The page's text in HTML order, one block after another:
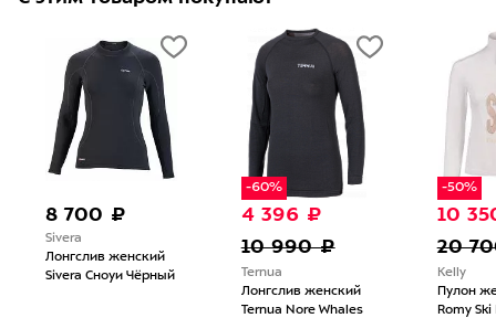
8 700 ₽
Sivera
Лонгслив женский
Sivera Сноуи Чёрный
-60%
4 396 ₽
10 990 ₽
Ternua
Лонгслив женский
Ternua Nore Whales
-50%
10
20
Kelly
Пулон
Romy